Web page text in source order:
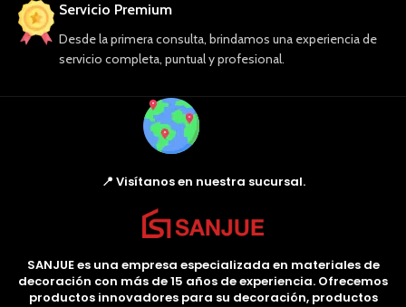
Servicio Premium
Desde la primera consulta, brindamos una experiencia de
servicio completa, puntual y profesional.
📍 Visítanos en nuestra sucursal.
SANJUE es una empresa especializada en materiales de
decoración con más de 15 años de experiencia. Ofrecemos
productos innovadores para su decoración, productos